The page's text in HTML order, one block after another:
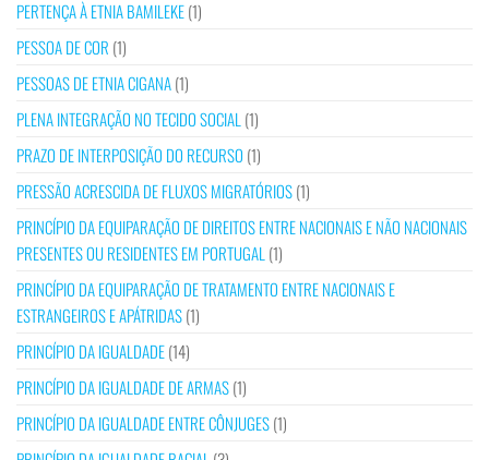
PERTENÇA À ETNIA BAMILEKE(1)
PESSOA DE COR (1)
PESSOAS DE ETNIA CIGANA(1)
PLENA INTEGRAÇÃO NO TECIDO SOCIAL (1)
PRAZO DE INTERPOSIÇÃO DO RECURSO (1)
PRESSÃO ACRESCIDA DE FLUXOS MIGRATÓRIOS(1)
PRINCÍPIO DA EQUIPARAÇÃO DE DIREITOS ENTRE NACIONAIS E NÃO NACIONAIS
PRESENTES OU RESIDENTES EM PORTUGAL (1)
PRINCÍPIO DA EQUIPARAÇÃO DE TRATAMENTO ENTRE NACIONAIS E
ESTRANGEIROS E APÁTRIDAS(1)
PRINCÍPIO DA IGUALDADE(14)
PRINCÍPIO DA IGUALDADE DE ARMAS(1)
PRINCÍPIO DA IGUALDADE ENTRE CÔNJUGES(1)